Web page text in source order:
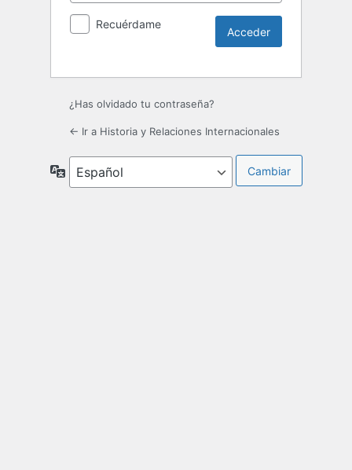
Recuérdame
¿Has olvidado tu contraseña?
← Ir a Historia y Relaciones Internacionales
Idioma